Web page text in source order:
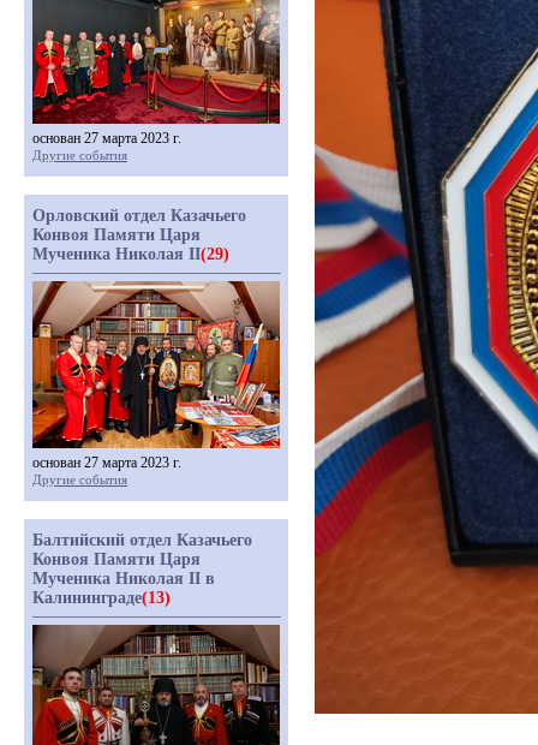
основан 27 марта 2023 г.
Другие события
Орловский отдел Казачьего
Конвоя Памяти Царя
Мученика Николая II(29)
основан 27 марта 2023 г.
Другие события
Балтийский отдел Казачьего
Конвоя Памяти Царя
Мученика Николая II в
Калининграде(13)